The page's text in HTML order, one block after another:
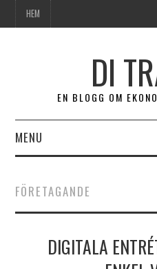
HEM
DI
EN BLOGG OM
MENU
FÖRETAGANDE
DIGITALA